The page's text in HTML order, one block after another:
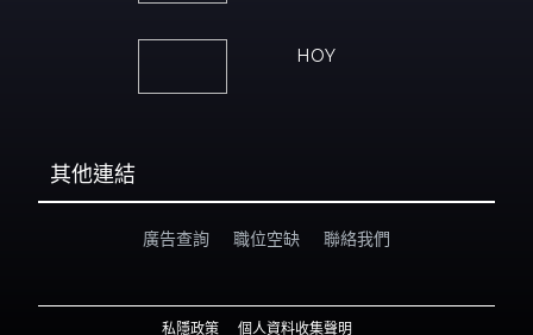
HOY
其他連結
廣告查詢 職位空缺 聯絡我們
私隱政策 個人資料收集聲明